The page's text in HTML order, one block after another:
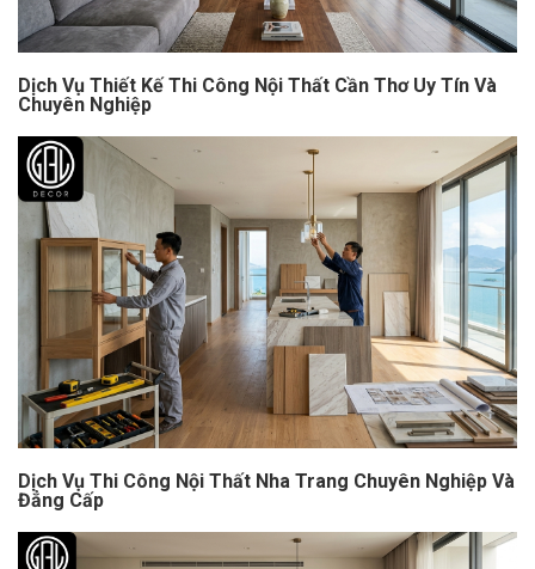
Dịch Vụ Thiết Kế Thi Công Nội Thất Cần Thơ Uy Tín Và
Chuyên Nghiệp
Dịch Vụ Thi Công Nội Thất Nha Trang Chuyên Nghiệp Và
Đẳng Cấp